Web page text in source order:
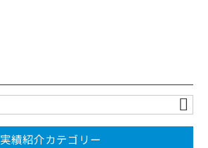
実績紹介カテゴリー